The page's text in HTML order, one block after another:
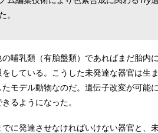
。
哺乳類（有胎盤類）であればまだ胎内
をしている。こうした未発達な器官は
モデル動物なのだ。遺伝子改変が可能
るようになった。
でに発達させなければいけない器官と